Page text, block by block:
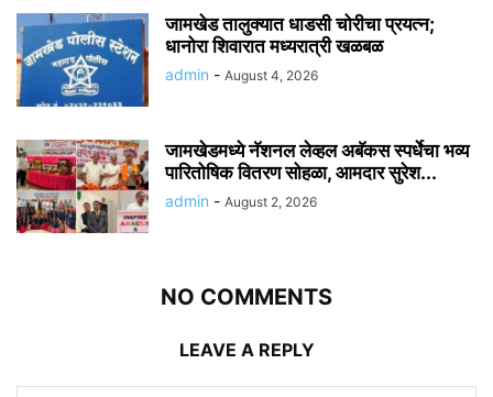
जामखेड तालुक्यात धाडसी चोरीचा प्रयत्न;
धानोरा शिवारात मध्यरात्री खळबळ
admin - August 4, 2026
जामखेडमध्ये नॅशनल लेव्हल अबॅकस स्पर्धेचा भव्य
पारितोषिक वितरण सोहळा, आमदार सुरेश...
admin - August 2, 2026
NO COMMENTS
LEAVE A REPLY